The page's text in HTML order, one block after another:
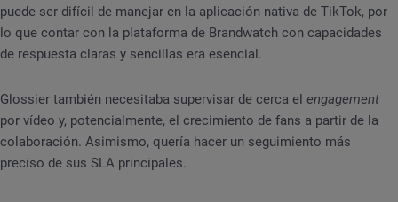
puede ser difícil de manejar en la aplicación nativa de TikTok, por
lo que contar con la plataforma de Brandwatch con capacidades
de respuesta claras y sencillas era esencial.
Glossier también necesitaba supervisar de cerca el engagement
por vídeo y, potencialmente, el crecimiento de fans a partir de la
colaboración. Asimismo, quería hacer un seguimiento más
preciso de sus SLA principales.